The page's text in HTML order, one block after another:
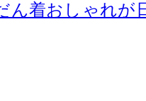
ん着おしゃれが